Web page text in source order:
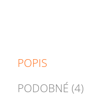
POPIS
PODOBNÉ (4)